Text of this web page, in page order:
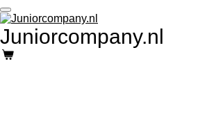
Ga
direct
naar
de
hoofdinhoud
Juniorcompany.nl